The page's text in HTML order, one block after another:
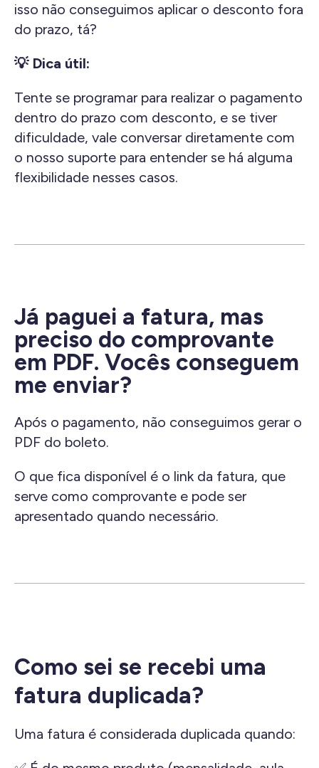
isso não conseguimos aplicar o desconto fora
do prazo, tá?
💡 Dica útil:
Tente se programar para realizar o pagamento
dentro do prazo com desconto, e se tiver
dificuldade, vale conversar diretamente com
o nosso suporte para entender se há alguma
flexibilidade nesses casos.
Já paguei a fatura, mas
preciso do comprovante
em PDF. Vocês conseguem
me enviar?
Após o pagamento, não conseguimos gerar o
PDF do boleto.
O que fica disponível é o link da fatura, que
serve como comprovante e pode ser
apresentado quando necessário.
Como sei se recebi uma
fatura duplicada?
Uma fatura é considerada duplicada quando: